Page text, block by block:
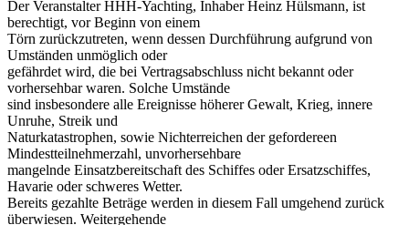
Der Veranstalter HHH-Yachting, Inhaber Heinz Hülsmann, ist
berechtigt, vor Beginn von einem
Törn zurückzutreten, wenn dessen Durchführung aufgrund von
Umständen unmöglich oder
gefährdet wird, die bei Vertragsabschluss nicht bekannt oder
vorhersehbar waren. Solche Umstände
sind insbesondere alle Ereignisse höherer Gewalt, Krieg, innere
Unruhe, Streik und
Naturkatastrophen, sowie Nichterreichen der gefordereen
Mindestteilnehmerzahl, unvorhersehbare
mangelnde Einsatzbereitschaft des Schiffes oder Ersatzschiffes,
Havarie oder schweres Wetter.
Bereits gezahlte Beträge werden in diesem Fall umgehend zurück
überwiesen. Weitergehende